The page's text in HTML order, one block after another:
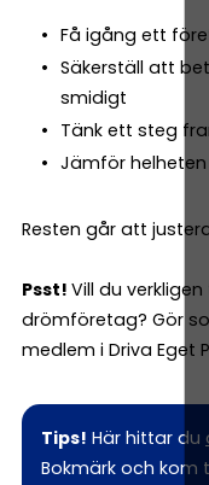
Få igång ett
Säkerställ att
smidigt
Tänk ett steg
Jämför
Resten går att
Psst! Vill du
drömföretag? Gör
medlem i Driva Eget
Tips! Här hittar du
Bokmärk och